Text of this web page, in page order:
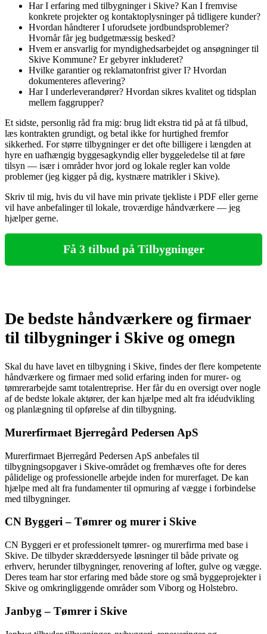
Har I erfaring med tilbygninger i Skive? Kan I fremvise
konkrete projekter og kontaktoplysninger på tidligere kunder?
Hvordan håndterer I uforudsete jordbundsproblemer?
Hvornår får jeg budgetmæssig besked?
Hvem er ansvarlig for myndighedsarbejdet og ansøgninger til
Skive Kommune? Er gebyrer inkluderet?
Hvilke garantier og reklamatonfrist giver I? Hvordan
dokumenteres aflevering?
Har I underleverandører? Hvordan sikres kvalitet og tidsplan
mellem faggrupper?
Et sidste, personlig råd fra mig: brug lidt ekstra tid på at få tilbud,
læs kontrakten grundigt, og betal ikke for hurtighed fremfor
sikkerhed. For større tilbygninger er det ofte billigere i længden at
hyre en uafhængig byggesagkyndig eller byggeledelse til at føre
tilsyn — især i områder hvor jord og lokale regler kan volde
problemer (jeg kigger på dig, kystnære matrikler i Skive).
Skriv til mig, hvis du vil have min private tjekliste i PDF eller gerne
vil have anbefalinger til lokale, troværdige håndværkere — jeg
hjælper gerne.
Få 3 tilbud på Tilbygninger
De bedste håndværkere og firmaer
til tilbygninger i Skive og omegn
Skal du have lavet en tilbygning i Skive, findes der flere kompetente
håndværkere og firmaer med solid erfaring inden for murer- og
tømrerarbejde samt totalentreprise. Her får du en oversigt over nogle
af de bedste lokale aktører, der kan hjælpe med alt fra idéudvikling
og planlægning til opførelse af din tilbygning.
Murerfirmaet Bjerregård Pedersen ApS
Murerfirmaet Bjerregård Pedersen ApS anbefales til
tilbygningsopgaver i Skive-området og fremhæves ofte for deres
pålidelige og professionelle arbejde inden for murerfaget. De kan
hjælpe med alt fra fundamenter til opmuring af vægge i forbindelse
med tilbygninger.
CN Byggeri – Tømrer og murer i Skive
CN Byggeri er et professionelt tømrer- og murerfirma med base i
Skive. De tilbyder skræddersyede løsninger til både private og
erhverv, herunder tilbygninger, renovering af lofter, gulve og vægge.
Deres team har stor erfaring med både store og små byggeprojekter i
Skive og omkringliggende områder som Viborg og Holstebro.
Janbyg – Tømrer i Skive